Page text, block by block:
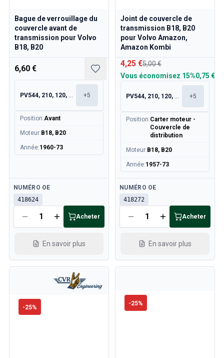
Bague de verrouillage du
couvercle avant de
transmission pour Volvo
B18, B20
6,60 €
PV544, 210, 120, 130 +5
Position:Avant
Moteur: B18, B20
Année:1960-73
Disponible
NUMÉRO OE
418624
Acheter
En savoir plus
Joint de couvercle de
transmission B18, B20
pour Volvo Amazon,
Amazon Kombi
4,25 €5,00 €
Vous économisez 15%0,75 €
PV544, 210, 120, 130 +5
Position:Carter moteur -
Couvercle de
distribution
Moteur: B18, B20
Année:1957-73
Disponible
NUMÉRO OE
418272
Acheter
En savoir plus
-25%
-25%